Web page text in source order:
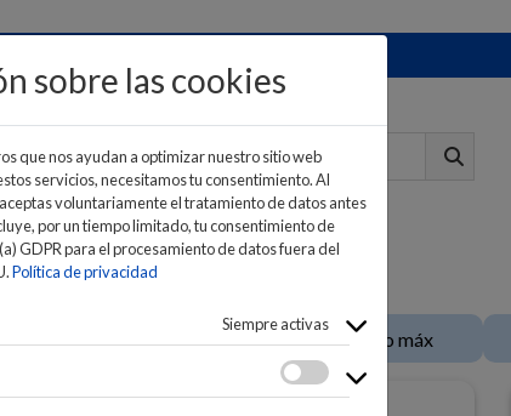
sobre las cookies
que nos ayudan a optimizar nuestro sitio web
servicios, necesitamos tu consentimiento. Al
voluntariamente el tratamiento de datos antes
por un tiempo limitado, tu consentimiento de
GDPR para el procesamiento de datos fuera del
Política de privacidad
Siempre activas